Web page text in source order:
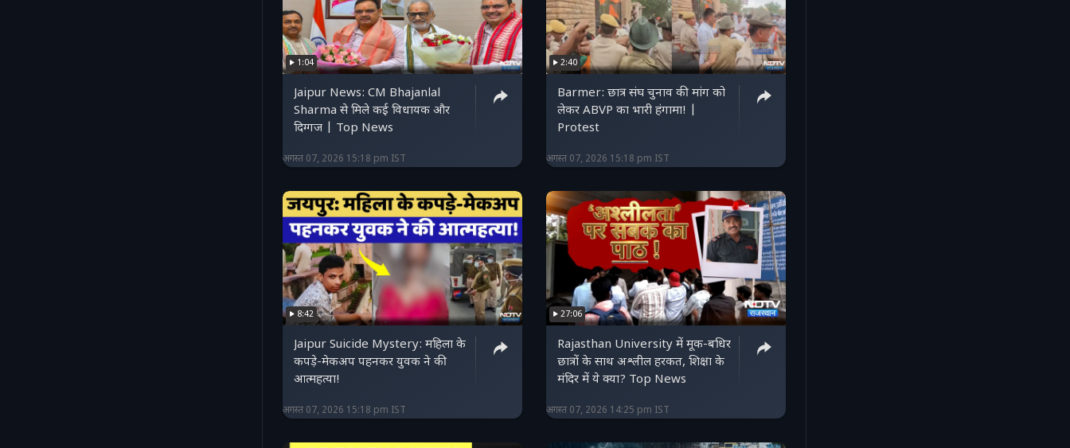
1:04
Jaipur News: CM Bhajanlal
Sharma से मिले कई विधायक और
दिग्गज | Top News
अगस्त 07, 2026 15:18 pm IST
2:40
Barmer: छात्र संघ चुनाव की मांग को
लेकर ABVP का भारी हंगामा! |
Protest
अगस्त 07, 2026 15:18 pm IST
8:42
Jaipur Suicide Mystery: महिला के
कपड़े-मेकअप पहनकर युवक ने की
आत्महत्या!
अगस्त 07, 2026 15:18 pm IST
27:06
Rajasthan University में मूक-बधिर
छात्रों के साथ अश्लील हरकत, शिक्षा के
मंदिर में ये क्या? Top News
अगस्त 07, 2026 14:25 pm IST